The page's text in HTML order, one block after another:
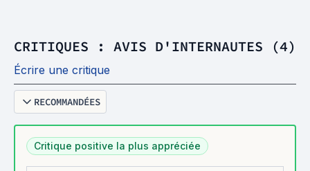
CRITIQUES : AVIS D'INTERNAUTES (4)
Écrire une critique
RECOMMANDÉES
Critique positive la plus appréciée